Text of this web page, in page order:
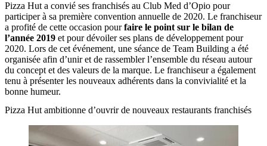
Pizza Hut a convié ses franchisés au Club Med d’Opio pour
participer à sa première convention annuelle de 2020. Le franchiseur
a profité de cette occasion pourfaire le point sur le bilan de
l’année 2019 et pour dévoiler ses plans de développement pour
2020. Lors de cet événement, une séance de Team Building a été
organisée afin d’unir et de rassembler l’ensemble du réseau autour
du concept et des valeurs de la marque. Le franchiseur a également
tenu à présenter les nouveaux adhérents dans la convivialité et la
bonne humeur.
Pizza Hut ambitionne d’ouvrir de nouveaux restaurants franchisés